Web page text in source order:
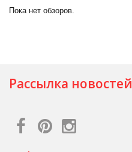
Пока нет обзоров.
Рассылка новостей